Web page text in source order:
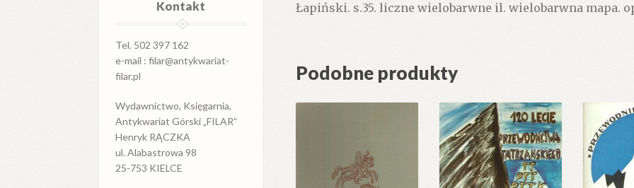
Łapiński. s.35. liczne wielobarwne il. wielobarwna mapa.
Podobne produkty
Kontakt
Tel. 502 397 162
e-mail : filar@antykwariat-
filar.pl
Wydawnictwo, Księgarnia,
Antykwariat Górski „FILAR”
Henryk RĄCZKA
ul. Alabastrowa 98
25-753 KIELCE